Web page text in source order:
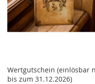
Wertgutschein (einlösbar
bis zum 31.12.2026)